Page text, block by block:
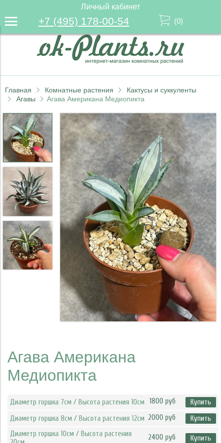
Личный кабинет
+7 (495) 178-00-54 (0)
Главная Комнатные растения
Кактусы и суккуленты
Агавы
Агава Американа Медиопикта
Агава Американа
Медиопикта
Диаметр горшка 7см / Высота растения 10см 1800 руб
Купить
Диаметр горшка 8см / Высота растения 12см 2000 руб
Купить
Диаметр горшка 10см / Высота растения
2400 руб Купить